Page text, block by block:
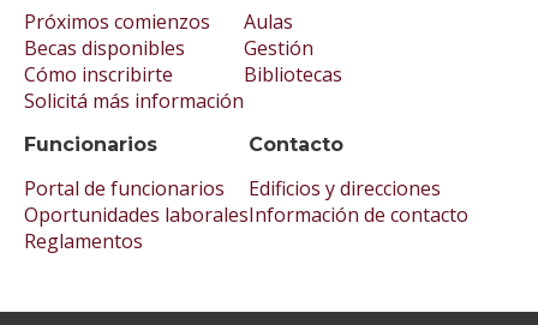
Próximos comienzos
Becas disponibles
Cómo inscribirte
Solicitá más información
Aulas
Gestión
Bibliotecas
Funcionarios
Portal de funcionarios
Oportunidades laborales
Reglamentos
Contacto
Edificios y direcciones
Información de contacto